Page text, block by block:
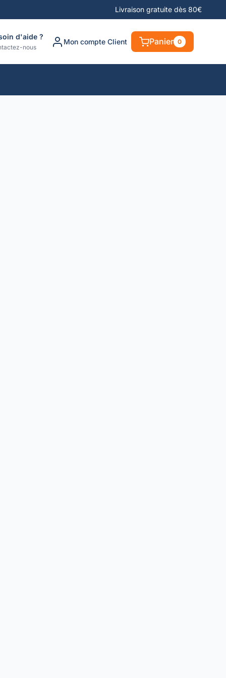
Livraison gratuite dès 80€
d'aide ?
nous
Mon compte Client Panier 0